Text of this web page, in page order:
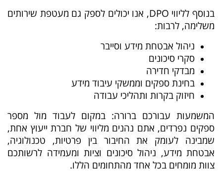
בנוסף לליווי DPO, אנו יכולים לספק גם מעטפת שירותים
משלימה, לרבות:
ניהול אבטחת מידע וסייבר
סקרי סיכונים
מבדקי חדירה
בחינת ספקים וממשקי עיבוד מידע
חיזוק בקרות ותהליכי עבודה
המשמעות עבורכם ברורה: במקום לעבוד מול מספר
ספקים נפרדים, אתם נהנים מליווי של חברת ייעוץ אחת,
שמבינה לעומק את החיבור בין פרטיות, טכנולוגיה,
אבטחת מידע, ניהול סיכונים וציות ומעמידה לרשותכם
צוות מומחים בכל אחד מהתחומים הללו.